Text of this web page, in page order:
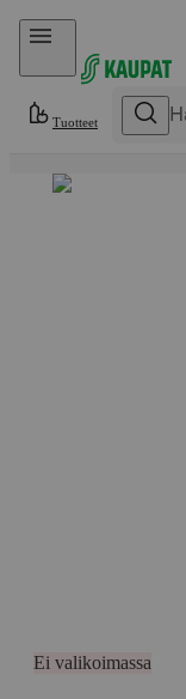
Hyppää sisältöön
Tuotteet
Ei valikoimassa